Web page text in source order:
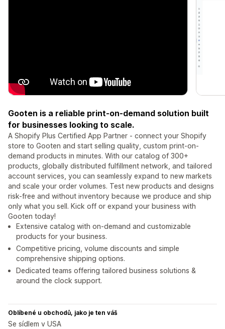
Gooten is a reliable print-on-demand solution built
for businesses looking to scale.
A Shopify Plus Certified App Partner - connect your Shopify
store to Gooten and start selling quality, custom print-on-
demand products in minutes. With our catalog of 300+
products, globally distributed fulfillment network, and tailored
account services, you can seamlessly expand to new markets
and scale your order volumes. Test new products and designs
risk-free and without inventory because we produce and ship
only what you sell. Kick off or expand your business with
Gooten today!
Extensive catalog with on-demand and customizable
products for your business.
Competitive pricing, volume discounts and simple
comprehensive shipping options.
Dedicated teams offering tailored business solutions &
around the clock support.
Oblíbené u obchodů, jako je ten váš
Se sídlem v USA